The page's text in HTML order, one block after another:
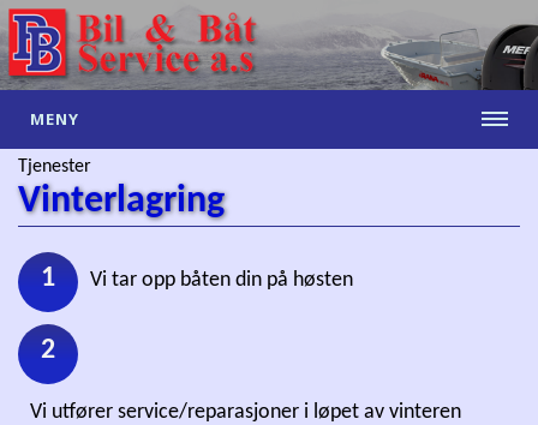
MENY
Tjenester
Vinterlagring
1 Vi tar opp båten din på høsten
2
Vi utfører service/reparasjoner i løpet av vinteren